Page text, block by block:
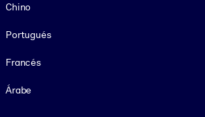
Chino
Portugués
Francés
Árabe